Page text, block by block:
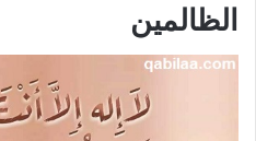
الظالمين